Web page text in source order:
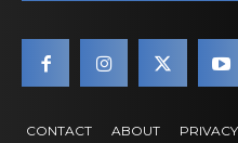
CONTACT ABOUT